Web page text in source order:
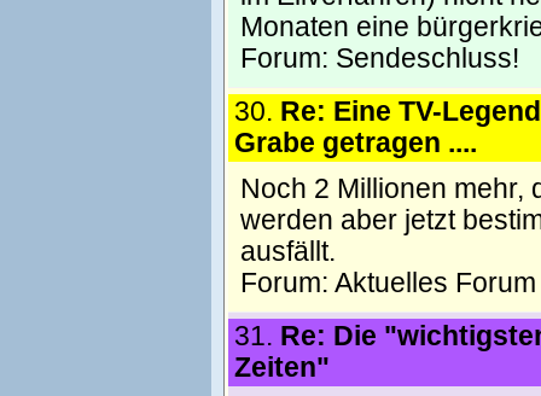
Monaten eine
Forum: Sendeschluss!
30. Re: Eine TV-
Grabe getragen ....
Noch 2 Millionen mehr,
werden aber jetzt
ausfällt.
Forum: Aktuelles Forum
31. Re: Die
Zeiten"